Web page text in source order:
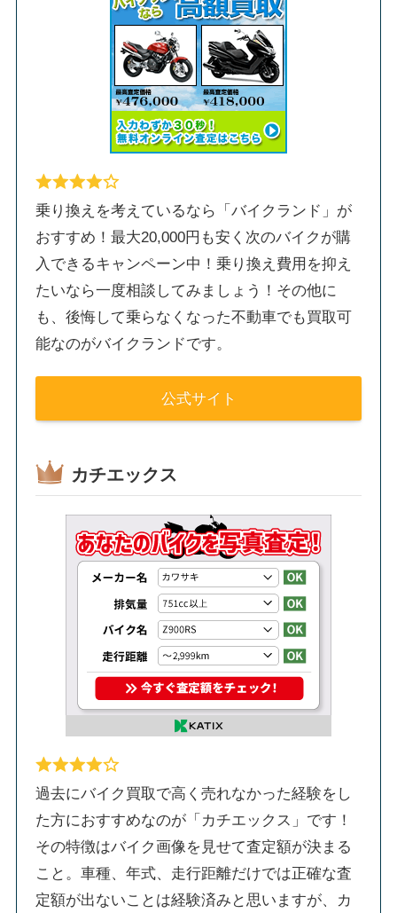
乗り換えを考えているなら「バイクランド」が
おすすめ！最大20,000円も安く次のバイクが購
入できるキャンペーン中！乗り換え費用を抑え
たいなら一度相談してみましょう！その他に
も、後悔して乗らなくなった不動車でも買取可
能なのがバイクランドです。
公式サイト
カチエックス
過去にバイク買取で高く売れなかった経験をし
た方におすすめなのが「カチエックス」です！
その特徴はバイク画像を見せて査定額が決まる
こと。車種、年式、走行距離だけでは正確な査
定額が出ないことは経験済みと思いますが、カ